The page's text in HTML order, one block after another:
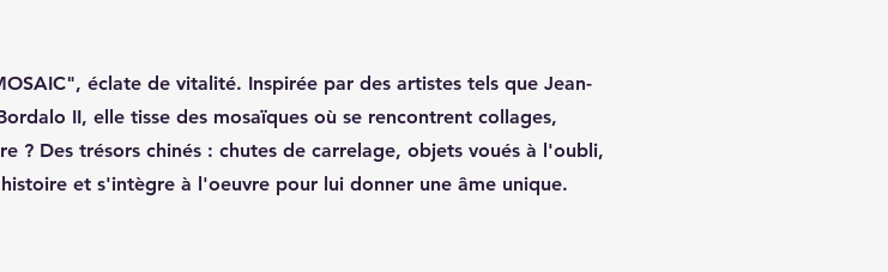
éclate de vitalité. Inspirée par des artistes tels que Jean-
II, elle tisse des mosaïques où se rencontrent collages,
? Des trésors chinés : chutes de carrelage, objets voués à l'oubli,
et s'intègre à l'oeuvre pour lui donner une âme unique.